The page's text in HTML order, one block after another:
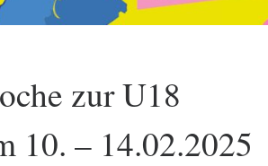
zur U18
10. – 14.02.2025